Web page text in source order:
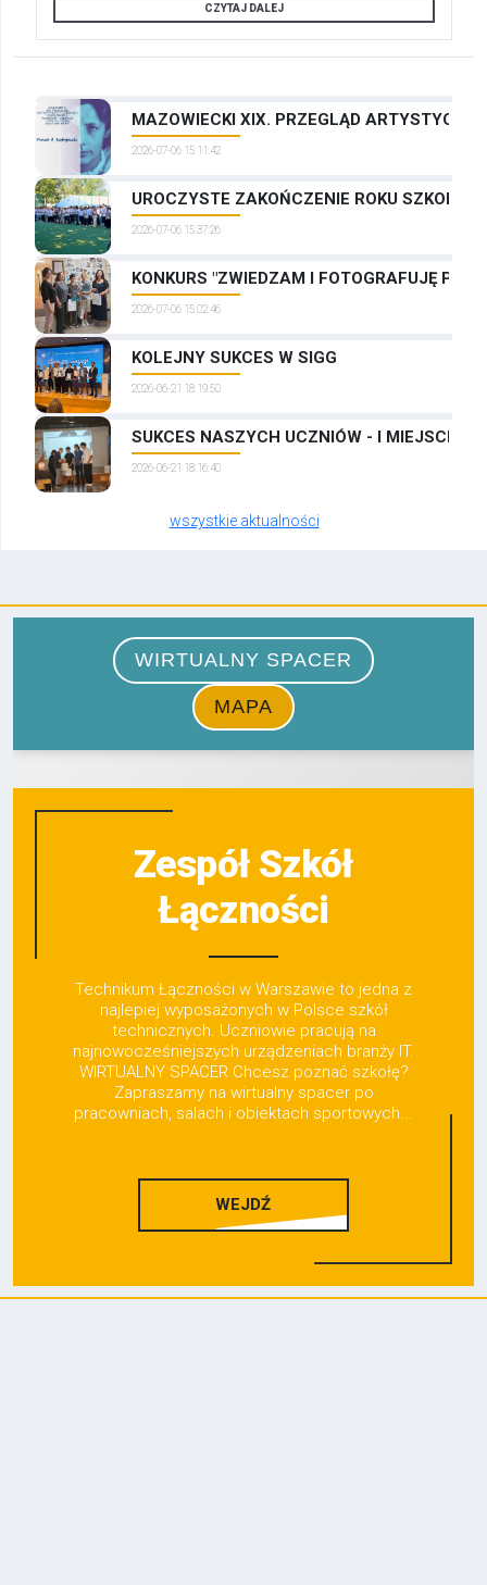
CZYTAJ DALEJ
MAZOWIECKI XIX. PRZEGLĄD
2026-07-06 15:11:42
UROCZYSTE ZAKOŃCZENIE ROKU
2026-07-06 15:37:26
KONKURS "ZWIEDZAM I FOTOGRAFUJĘ
2026-07-06 15:02:46
KOLEJNY SUKCES W SIGG
2026-06-21 18:19:50
SUKCES NASZYCH UCZNIÓW - I MIEJSCE W
2026-06-21 18:16:40
wszystkie aktualności
Zespół Szkół
Łączności
Technikum Łączności w Warszawie to jedna z
najlepiej wyposażonych w Polsce szkół
technicznych. Uczniowie pracują na
najnowocześniejszych urządzeniach branży IT.
WIRTUALNY SPACER Chcesz poznać szkołę?
Zapraszamy na wirtualny spacer po
pracowniach, salach i obiektach sportowych...
WEJDŹ